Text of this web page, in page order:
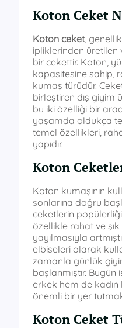
Koton Ceket
Koton ceket,
ipliklerinden üretilen
bir cekettir. Koton,
kapasitesine sahip,
kumaş türüdür.
birleştiren dış giyim
bu iki özelliği bir
yaşamda oldukça
temel özellikleri,
yapıdır.
Koton
Koton kumaşının
sonlarına doğru
ceketlerin popülerliği
özellikle rahat ve şık
yayılmasıyla
elbiseleri olarak
zamanla günlük
başlanmıştır.
erkek hem de
önemli bir yer
Koton Ceket